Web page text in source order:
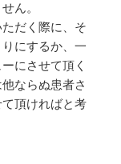
ん。
だく際に、そ
にするか、一
にさせて頂く
ならぬ患者さ
頂ければと考